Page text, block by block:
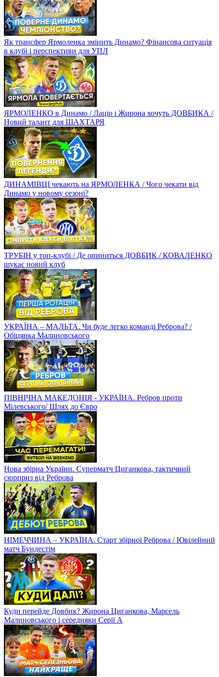
Як трансфер Ярмоленка змінить Динамо? Фінансова ситуація
в клубі і перспективи для УПЛ
ЯРМОЛЕНКО в Динамо / Лаціо і Жирона хочуть ДОВБИКА /
Новий талант для ШАХТАРЯ
ДИНАМІВЦІ чекають на ЯРМОЛЕНКА / Чого чекати від
Динамо у новому сезоні?
ТРУБІН у топ-клубі / Де опиниться ДОВБИК / КОВАЛЕНКО
шукає новий клуб
УКРАЇНА – МАЛЬТА. Чи буде легко команді Реброва? /
Обіцянка Малиновського
ПІВНІЧНА МАКЕДОНІЯ - УКРАЇНА. Ребров проти
Мілевського/ Шлях до Євро
Нова збірна України. Суперматч Циганкова, тактичний
сюрприз від Реброва
НІМЕЧЧИНА – УКРАЇНА. Старт збірної Реброва / Ювілейний
матч Бундестім
Куди перейде Довбик? Жирона Циганкова, Марсель
Малиновського і середняки Серії А